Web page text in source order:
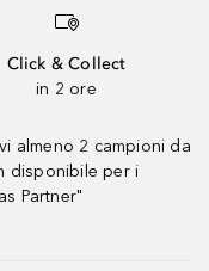
Click & Collect
in 2 ore
almeno 2 campioni da
disponibile per i
Partner"